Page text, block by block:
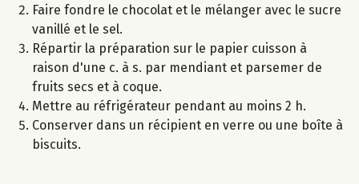
Faire fondre le chocolat et le mélanger avec le sucre
vanillé et le sel.
Répartir la préparation sur le papier cuisson à
raison d'une c. à s. par mendiant et parsemer de
fruits secs et à coque.
Mettre au réfrigérateur pendant au moins 2 h.
Conserver dans un récipient en verre ou une boîte à
biscuits.